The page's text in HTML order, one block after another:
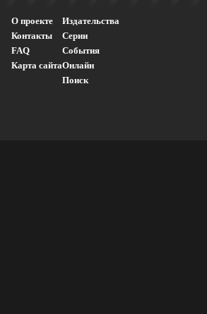
О проекте
Контакты
FAQ
Карта сайта
Издательства
Серии
События
Онлайн
Поиск